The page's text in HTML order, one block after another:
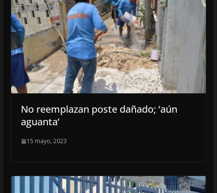
No reemplazan poste dañado; ‘aún
aguanta’
15 mayo, 2023